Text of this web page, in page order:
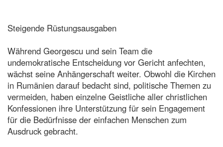
Steigende Rüstungsausgaben
Während Georgescu und sein Team die
undemokratische Entscheidung vor Gericht anfechten,
wächst seine Anhängerschaft weiter. Obwohl die Kirchen
in Rumänien darauf bedacht sind, politische Themen zu
vermeiden, haben einzelne Geistliche aller christlichen
Konfessionen ihre Unterstützung für sein Engagement
für die Bedürfnisse der einfachen Menschen zum
Ausdruck gebracht.